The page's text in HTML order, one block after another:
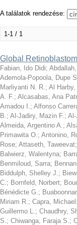
A találatok rendezése:
1-1 / 1
Global
Fabian, Ido Didi;
Ademola-Popoola, Dupe
Marliyanti N. R.; Al Harby,
A. F.; Alcasabas, Ana
Amadou I.; Alfonso
B.; Al-Jadiry, Mazin F.;
Almeida, Argentino A.;
Primawita O.; Antonino,
Rose; Attaseth, Taweevat;
Balwierz, Walentyna;
Benmiloud, Sarra;
Biddulph, Shelley J.;
C.; Bornfeld, Norbert;
Bénédicte G.;
Miriam R.; Capra, Michael ;
Guillermo L.; Chaudhry,
S.; Chiwanga, Faraja S.;